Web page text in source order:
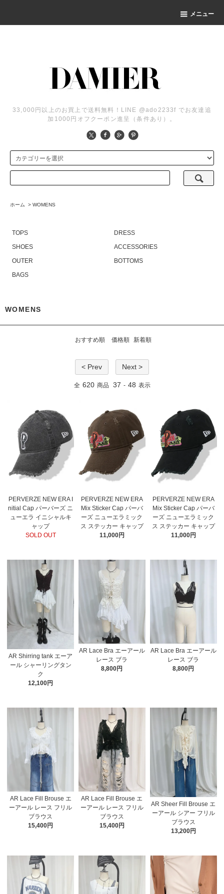
メニュー
33,000円以上のお買上で送料無料！LINE @ado2233f でお友達追
加1000円オフクーポン進呈（条件あり）。
ホーム > WOMENS
TOPS
DRESS
SHOES
ACCESSORIES
OUTER
BOTTOMS
BAGS
WOMENS
おすすめ順 価格順 新着順
< Prev Next >
全 620 商品 37 - 48 表示
PERVERZE NEW ERA I
nitial Cap パーバーズ ニ
ューエラ イニシャルキ
ャップ
SOLD OUT
PERVERZE NEW ERA
Mix Sticker Cap パーバ
ーズ ニューエラミック
ス ステッカー キャップ
11,000円
PERVERZE NEW ERA
Mix Sticker Cap パーバ
ーズ ニューエラミック
ス ステッカー キャップ
11,000円
AR Shirring tank エーア
ール シャーリングタン
ク
12,100円
AR Lace Bra エーアール
レース ブラ
8,800円
AR Lace Bra エーアール
レース ブラ
8,800円
AR Lace Fill Brouse エ
ーアール レース フリル
ブラウス
15,400円
AR Lace Fill Brouse エ
ーアール レース フリル
ブラウス
15,400円
AR Sheer Fill Brouse エ
ーアール シアー フリル
ブラウス
13,200円